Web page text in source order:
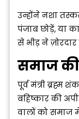
उन्होंने नशा
पंजाब छोड़ें, या
से भीड़ ने
समाज
पूर्व मंत्री ब्रह्म
बहिष्कार की
वालों को समाज